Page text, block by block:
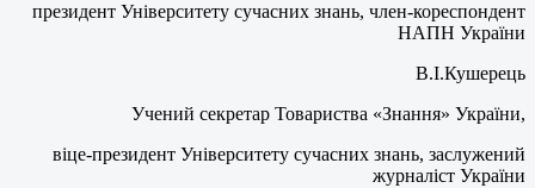
президент Університету сучасних знань, член-кореспондент
НАПН України
В.І.Кушерець
Учений секретар Товариства «Знання» України,
віце-президент Університету сучасних знань, заслужений
журналіст України